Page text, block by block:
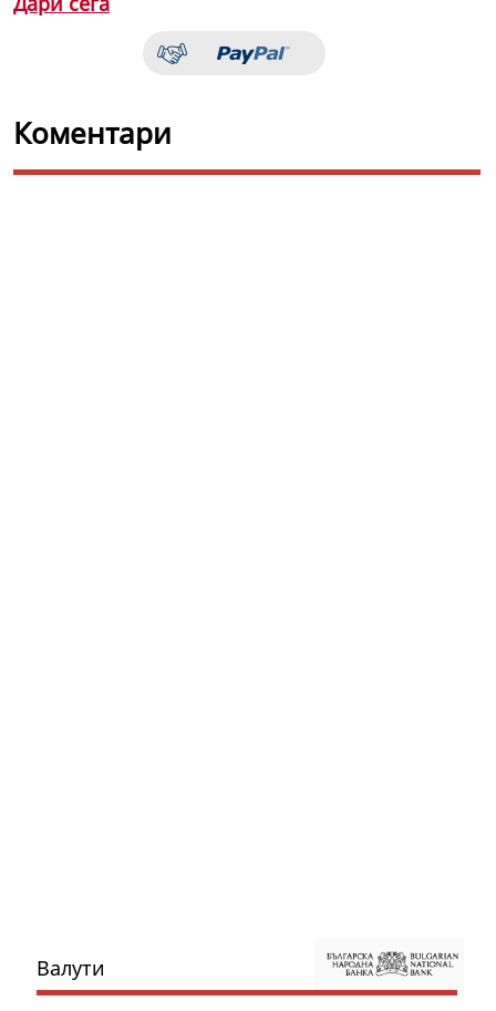
Коментари
Валути